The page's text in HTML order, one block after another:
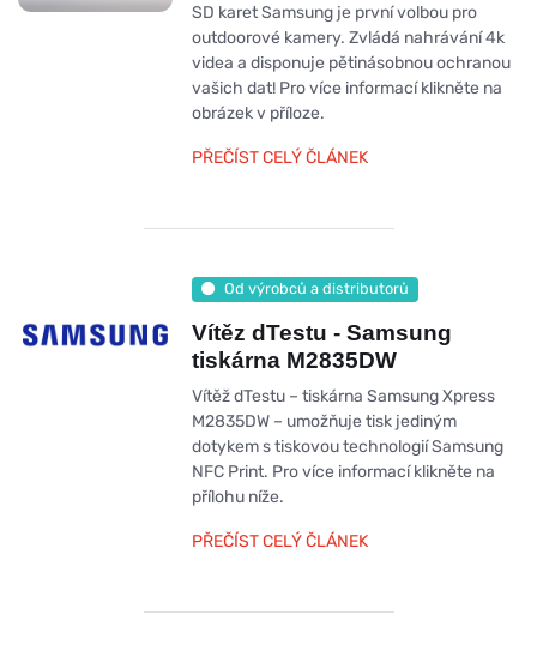
SD karet Samsung je první volbou pro
outdoorové kamery. Zvládá nahrávání 4k
videa a disponuje pětinásobnou ochranou
vašich dat! Pro více informací klikněte na
obrázek v příloze.
PŘEČÍST CELÝ ČLÁNEK
Od výrobců a distributorů
Vítěz dTestu - Samsung
tiskárna M2835DW
Vítěž dTestu – tiskárna Samsung Xpress
M2835DW – umožňuje tisk jediným
dotykem s tiskovou technologií Samsung
NFC Print. Pro více informací klikněte na
přílohu níže.
PŘEČÍST CELÝ ČLÁNEK